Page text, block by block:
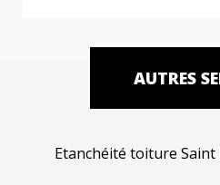
AUTRES
Etanchéité toiture Saint